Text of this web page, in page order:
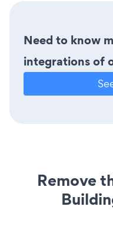
Need to know
integrations of
Remove